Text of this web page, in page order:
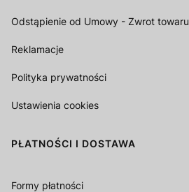
Odstąpienie od Umowy - Zwrot towaru
Reklamacje
Polityka prywatności
Ustawienia cookies
PŁATNOŚCI I DOSTAWA
Formy płatności